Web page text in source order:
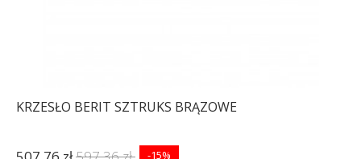
KRZESŁO BERIT SZTRUKS BRĄZOWE
-15%